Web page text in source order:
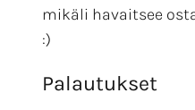
mikäli havaitsee
:)
Palautukset